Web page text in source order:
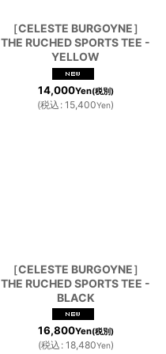
［CELESTE BURGOYNE］
THE RUCHED SPORTS TEE -
YELLOW
14,000Yen(税別)
(税込 : 15,400Yen)
［CELESTE BURGOYNE］
THE RUCHED SPORTS TEE -
BLACK
16,800Yen(税別)
(税込 : 18,480Yen)